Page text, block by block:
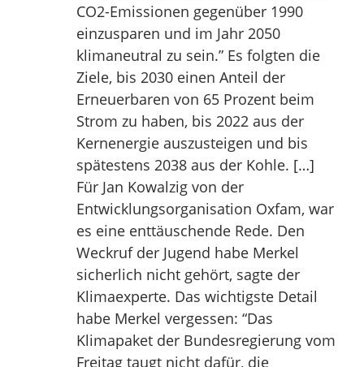
CO2-Emissionen gegenüber 1990
einzusparen und im Jahr 2050
klimaneutral zu sein.” Es folgten die
Ziele, bis 2030 einen Anteil der
Erneuerbaren von 65 Prozent beim
Strom zu haben, bis 2022 aus der
Kernenergie auszusteigen und bis
spätestens 2038 aus der Kohle. […]
Für Jan Kowalzig von der
Entwicklungsorganisation Oxfam, war
es eine enttäuschende Rede. Den
Weckruf der Jugend habe Merkel
sicherlich nicht gehört, sagte der
Klimaexperte. Das wichtigste Detail
habe Merkel vergessen: “Das
Klimapaket der Bundesregierung vom
Freitag taugt nicht dafür, die